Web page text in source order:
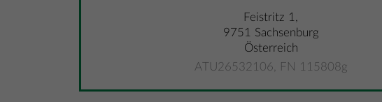
Feistritz 1,
9751 Sachsenburg
Österreich
ATU26532106, FN 115808g